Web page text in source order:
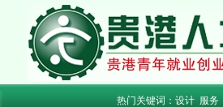
热门关键词： 设计 服务